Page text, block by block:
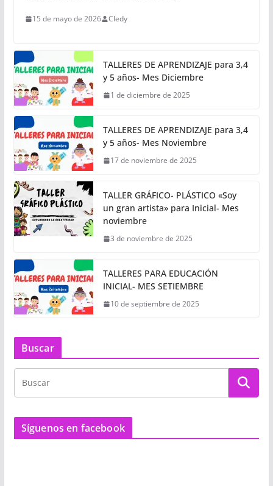
15 de mayo de 2026 Cledy
TALLERES DE APRENDIZAJE para 3,4
y 5 años- Mes Diciembre
1 de diciembre de 2025
TALLERES DE APRENDIZAJE para 3,4
y 5 años- Mes Noviembre
17 de noviembre de 2025
TALLER GRÁFICO- PLÁSTICO «Soy
un gran artista» para Inicial- Mes
noviembre
3 de noviembre de 2025
TALLERES PARA EDUCACIÓN
INICIAL- MES SETIEMBRE
10 de septiembre de 2025
Buscar
Síguenos en facebook